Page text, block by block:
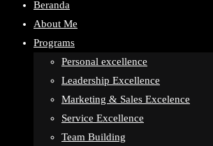
Beranda
About Me
Programs
Personal excellence
Leadership Excellence
Marketing & Sales Excelence
Service Excellence
Team Building